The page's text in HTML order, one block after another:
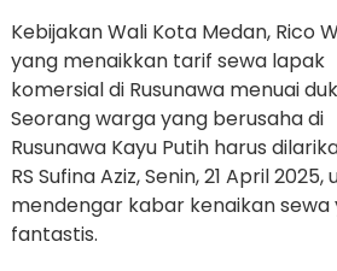
Kebijakan Wali Kota Medan, Rico
yang menaikkan tarif sewa lapak
komersial di Rusunawa menuai
Seorang warga yang berusaha di
Rusunawa Kayu Putih harus
RS Sufina Aziz, Senin, 21 April 2025,
mendengar kabar kenaikan sewa
fantastis.